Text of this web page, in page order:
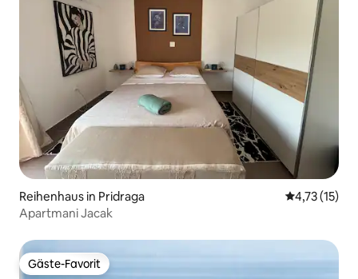
Reihenhaus in Pridraga
4,73 (15)
Apartmani Jacak
Gäste-Favorit
Gäste-Favorit